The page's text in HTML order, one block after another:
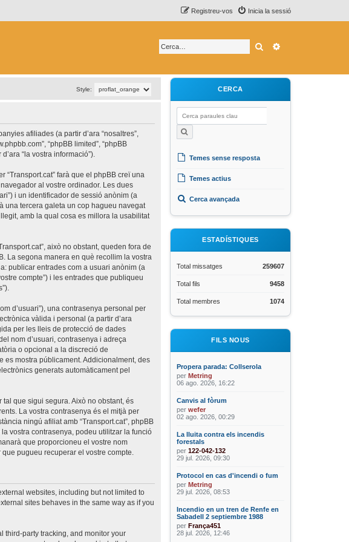
Inicia la sessió
Registreu-vos
Cerca
Style:
afiliades (a partir d’ara “nosaltres”,
“phpBB limited”, “phpBB
“la vostra informació”).
“Transport.cat” farà que el phpBB creï una
al vostre ordinador. Les dues
i un identificador de sessió anònim (a
una tercera galeta un cop hagueu navegat
amb la qual cosa es millora la usabilitat
això no obstant, queden fora de
La segona manera en què recollim la vostra
publicar entrades com a usuari anònim (a
compte”) i les entrades que publiqueu
d’usuari”), una contrasenya personal per
vàlida i personal (a partir d’ara
per les lleis de protecció de dades
nom d’usuari, contrasenya i adreça
o opcional a la discreció de
es mostra públicament. Addicionalment, des
generats automàticament pel
que sigui segura. Això no obstant, és
La vostra contrasenya és el mitjà per
ningú afiliat amb “Transport.cat”, phpBB
vostra contrasenya, podeu utilitzar la funció
que proporcioneu el vostre nom
pugueu recuperar el vostre compte.
websites, including but not limited to
sites behaves in the same way as if you
third-party tracking, and monitor your
CERCA
Temes sense resposta
Temes actius
Cerca avançada
ESTADÍSTIQUES
Total missatges 259607
Total fils 9458
Total membres 1074
FILS NOUS
Propera parada: Collserola
per Metring
06 ago. 2026, 16:22
Canvis al fòrum
per wefer
02 ago. 2026, 00:29
La lluita contra els incendis
forestals
per 122-042-132
29 jul. 2026, 09:30
Protocol en cas d'incendi o fum
per Metring
29 jul. 2026, 08:53
Incendio en un tren de Renfe en
Sabadell 2 septiembre 1988
per França451
28 jul. 2026, 12:46